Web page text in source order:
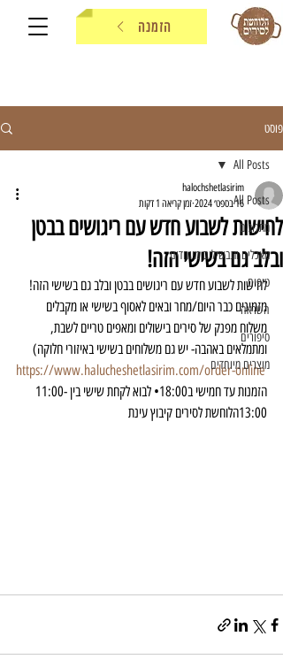
הזמנה
פוסט
All Posts
מתכונים
מאכלים ותבשילים מיוחדים
טיפים
השראה
סיפורים
מוצרים מיוחדים
All Posts
לחישות לשבוע חדש עם ריגושים בבטן
ובלב גם בשישי הזה!
halochshetlasirim
16 בספט׳ 2024
זמן קריאה 1 דקות
לחישות לשבוע חדש עם ריגושים בבטן ובלב גם בשישי הזה!
מזמינים כבר היום/מחר ובאים לאסוף בשישי או מקבלים
משלוח מפנק של סירים בישולים ומאפים טריים לשבת,
ומתמלאים באהבה- יש גם משלוחים בשישי באיזורי חלוקה)
https://www.halucheshetlasirim.com/order-online
הזמנות עד חמישי ב18:00• לבוא לקחת שישי בין 11:00-
13:00הלוחשת לסירים קיבוץ עינת